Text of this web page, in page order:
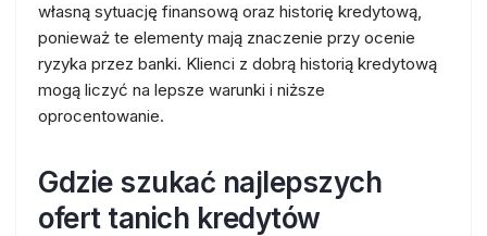
własną sytuację finansową oraz historię kredytową,
ponieważ te elementy mają znaczenie przy ocenie
ryzyka przez banki. Klienci z dobrą historią kredytową
mogą liczyć na lepsze warunki i niższe
oprocentowanie.
Gdzie szukać najlepszych
ofert tanich kredytów